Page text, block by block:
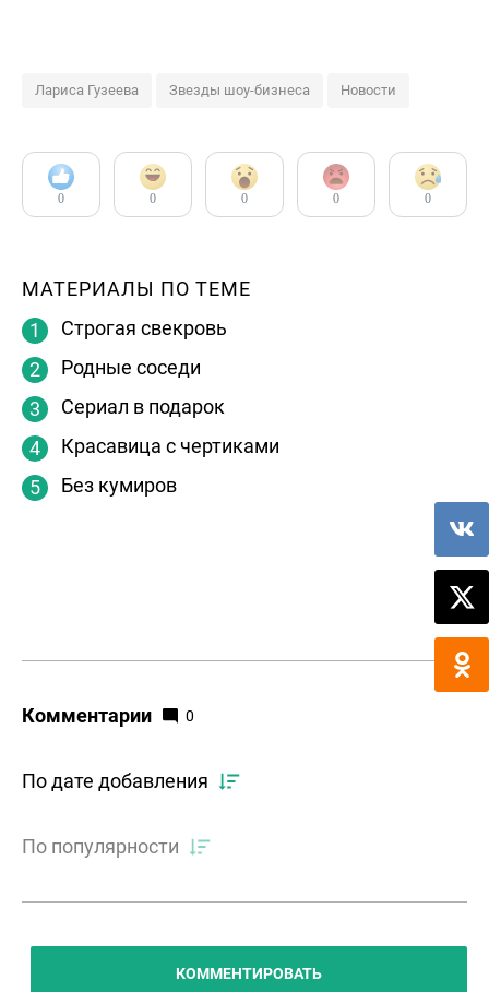
Лариса Гузеева Звезды шоу-бизнеса Новости
0 0 0 0 0
МАТЕРИАЛЫ ПО ТЕМЕ
Строгая свекровь
Родные соседи
Сериал в подарок
Красавица с чертиками
Без кумиров
Комментарии 0
По дате добавления
По популярности
КОММЕНТИРОВАТЬ